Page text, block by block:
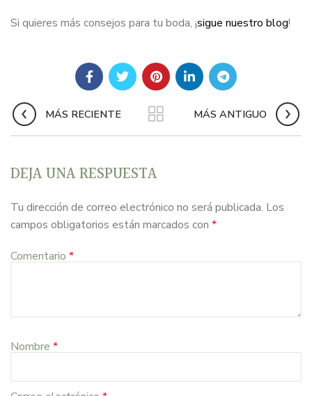
Si quieres más consejos para tu boda, ¡sigue nuestro blog!
MÁS RECIENTE MÁS ANTIGUO
DEJA UNA RESPUESTA
Tu dirección de correo electrónico no será publicada. Los
campos obligatorios están marcados con *
Comentario *
Nombre *